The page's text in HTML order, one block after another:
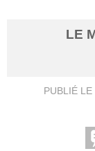
LE
PUBLIÉ LE